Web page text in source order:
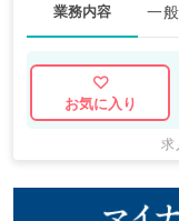
業務内容 一
お気に入り